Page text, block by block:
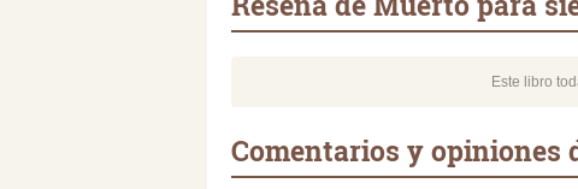
Este libro
Comentarios y opiniones